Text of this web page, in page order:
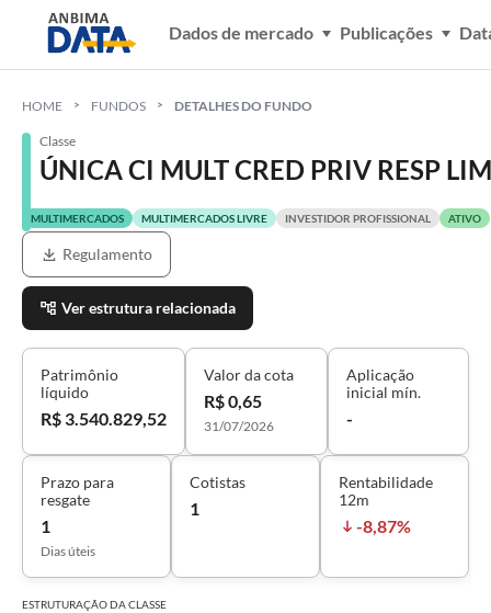
Dados de mercado Publicações
HOME FUNDOS DETALHES DO FUNDO
Classe
ÚNICA CI MULT CRED PRIV RESP
MULTIMERCADOS MULTIMERCADOS LIVRE INVESTIDOR PROFISSIONAL ATIVO
Regulamento
Ver estrutura relacionada
Patrimônio
líquido
R$ 3.540.829,52
Valor da cota
R$ 0,65
31/07/2026
Aplicação
inicial mín.
-
Prazo para
resgate
1
Dias úteis
Cotistas
1
Rentabilidade
12m
-8,87%
ESTRUTURAÇÃO DACLASSE